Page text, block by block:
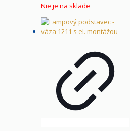
Nie je na sklade